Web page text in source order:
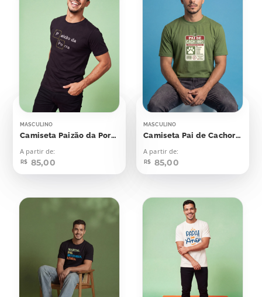
MASCULINO
Camiseta Paizão da Porra
A partir de:
R$ 85,00
MASCULINO
Camiseta Pai de Cachorro
A partir de:
R$ 85,00